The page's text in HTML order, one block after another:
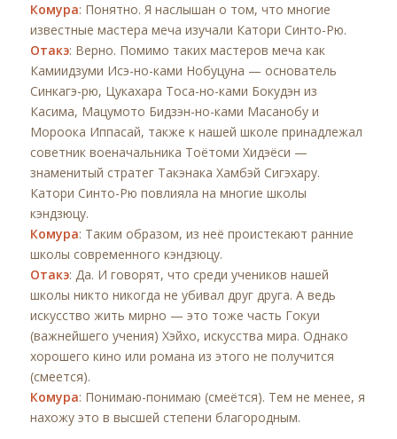
Комура: Понятно. Я наслышан о том, что многие
известные мастера меча изучали Катори Синто-Рю.
Отакэ: Верно. Помимо таких мастеров меча как
Камиидзуми Исэ-но-ками Нобуцуна — основатель
Синкагэ-рю, Цукахара Тоса-но-ками Бокудэн из
Касима, Мацумото Бидзэн-но-ками Масанобу и
Мороока Иппасай, также к нашей школе принадлежал
советник военачальника Тоётоми Хидэёси —
знаменитый стратег Такэнака Хамбэй Сигэхару.
Катори Синто-Рю повлияла на многие школы
кэндзюцу.
Комура: Таким образом, из неё проистекают ранние
школы современного кэндзюцу.
Отакэ: Да. И говорят, что среди учеников нашей
школы никто никогда не убивал друг друга. А ведь
искусство жить мирно — это тоже часть Гокуи
(важнейшего учения) Хэйхо, искусства мира. Однако
хорошего кино или романа из этого не получится
(смеется).
Комура: Понимаю-понимаю (смеётся). Тем не менее, я
нахожу это в высшей степени благородным.